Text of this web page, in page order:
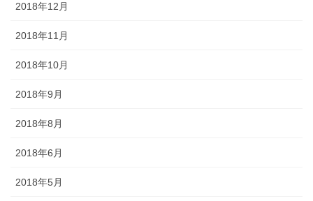
2018年12月
2018年11月
2018年10月
2018年9月
2018年8月
2018年6月
2018年5月